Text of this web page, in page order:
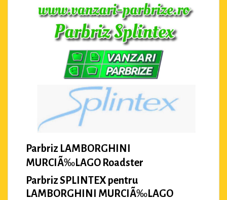
Parbriz LAMBORGHINI
MURCIÃ‰LAGO Roadster
Parbriz SPLINTEX pentru
LAMBORGHINI MURCIÃ‰LAGO